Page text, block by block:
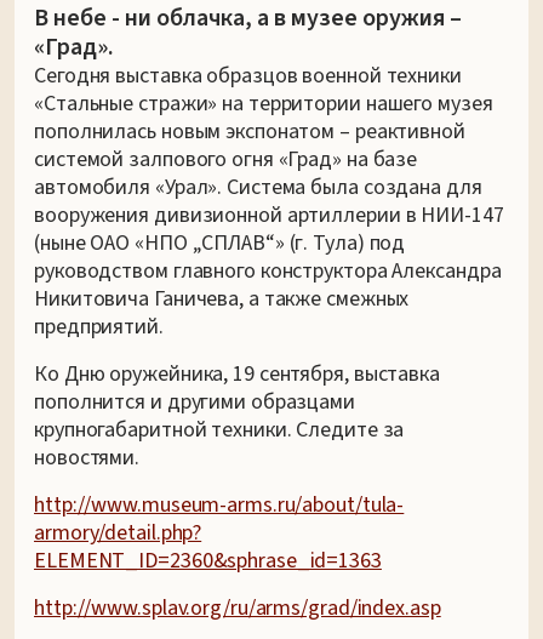
В небе - ни облачка, а в музее оружия –
«Град».
Сегодня выставка образцов военной техники
«Стальные стражи» на территории нашего музея
пополнилась новым экспонатом – реактивной
системой залпового огня «Град» на базе
автомобиля «Урал». Система была создана для
вооружения дивизионной артиллерии в НИИ-147
(ныне ОАО «НПО „СПЛАВ“» (г. Тула) под
руководством главного конструктора Александра
Никитовича Ганичева, а также смежных
предприятий.
Ко Дню оружейника, 19 сентября, выставка
пополнится и другими образцами
крупногабаритной техники. Следите за
новостями.
http://www.museum-arms.ru/about/tula-
armory/detail.php?
ELEMENT_ID=2360&sphrase_id=1363
http://www.splav.org/ru/arms/grad/index.asp